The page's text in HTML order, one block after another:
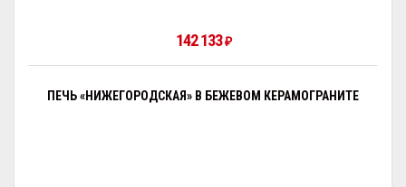
142 133₽
ПЕЧЬ «НИЖЕГОРОДСКАЯ» В БЕЖЕВОМ КЕРАМОГРАНИТЕ